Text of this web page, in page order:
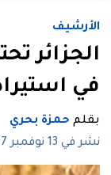
الأرشيف
الجزائر
في
بقلم حمزة بحري
نشر في 13 نوفمبر 2007 - 18:00